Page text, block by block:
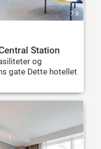
7.9
Station
og
gate Dette hotellet